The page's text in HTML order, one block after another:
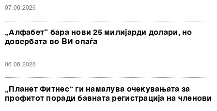
07.08.2026
„Алфабет“ бара нови 25 милијарди долари, но
довербата во ВИ опаѓа
06.08.2026
„Планет Фитнес“ ги намалува очекувањата за
профитот поради бавната регистрација на членови